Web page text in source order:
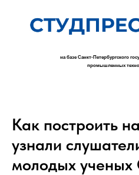
на базе Санкт-Петербургского
промышленных
Как построить
узнали
молодых